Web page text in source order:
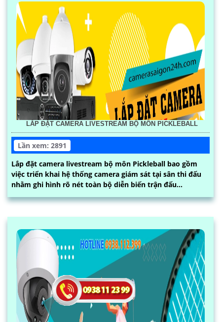
LẮP ĐẶT CAMERA LIVESTREAM BỘ MÔN PICKLEBALL
Lần xem: 2891
Lắp đặt camera livestream bộ môn Pickleball bao gồm
việc triển khai hệ thống camera giám sát tại sân thi đấu
nhằm ghi hình rõ nét toàn bộ diễn biến trận đấu...